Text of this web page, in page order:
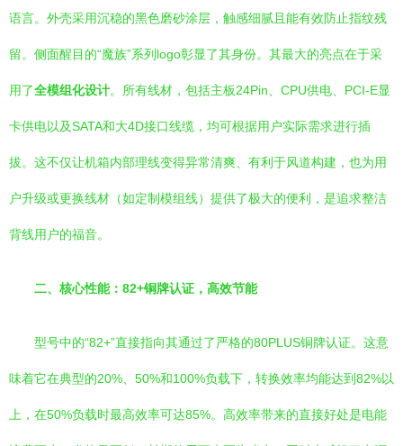
语言。外壳采用沉稳的黑色磨砂涂层，触感细腻且能有效防止指纹残
留。侧面醒目的“魔族”系列logo彰显了其身份。其最大的亮点在于采
用了全模组化设计。所有线材，包括主板24Pin、CPU供电、PCI-E显
卡供电以及SATA和大4D接口线缆，均可根据用户实际需求进行插
拔。这不仅让机箱内部理线变得异常清爽、有利于风道构建，也为用
户升级或更换线材（如定制模组线）提供了极大的便利，是追求整洁
背线用户的福音。
二、核心性能：82+铜牌认证，高效节能
型号中的“82+”直接指向其通过了严格的80PLUS铜牌认证。这意
味着它在典型的20%、50%和100%负载下，转换效率均能达到82%以
上，在50%负载时最高效率可达85%。高效率带来的直接好处是电能